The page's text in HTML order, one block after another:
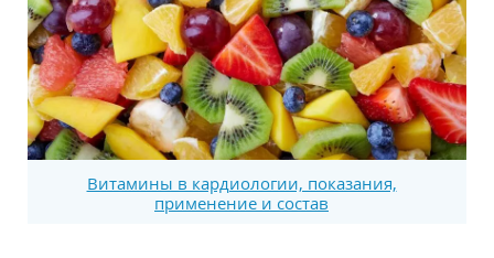
Витамины в кардиологии, показания,
применение и состав